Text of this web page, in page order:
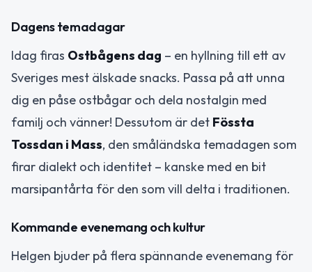
Dagens temadagar
Idag firas Ostbågens dag – en hyllning till ett av
Sveriges mest älskade snacks. Passa på att unna
dig en påse ostbågar och dela nostalgin med
familj och vänner! Dessutom är det Fössta
Tossdan i Mass, den småländska temadagen som
firar dialekt och identitet – kanske med en bit
marsipantårta för den som vill delta i traditionen.
Kommande evenemang och kultur
Helgen bjuder på flera spännande evenemang för